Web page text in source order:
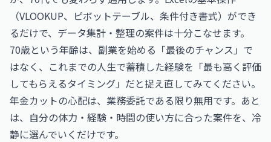
（VLOOKUP、ピボットテーブル、条件付き書式）ができ
るだけで、データ集計・整理の案件は十分こなせます。
70歳という年齢は、副業を始める「最後のチャンス」で
はなく、これまでの人生で蓄積した経験を「最も高く評価
してもらえるタイミング」だと捉え直してみてください。
年金カットの心配は、業務委託である限り無用です。あと
は、自分の体力・経験・時間の使い方に合った案件を、冷
静に選んでいくだけです。